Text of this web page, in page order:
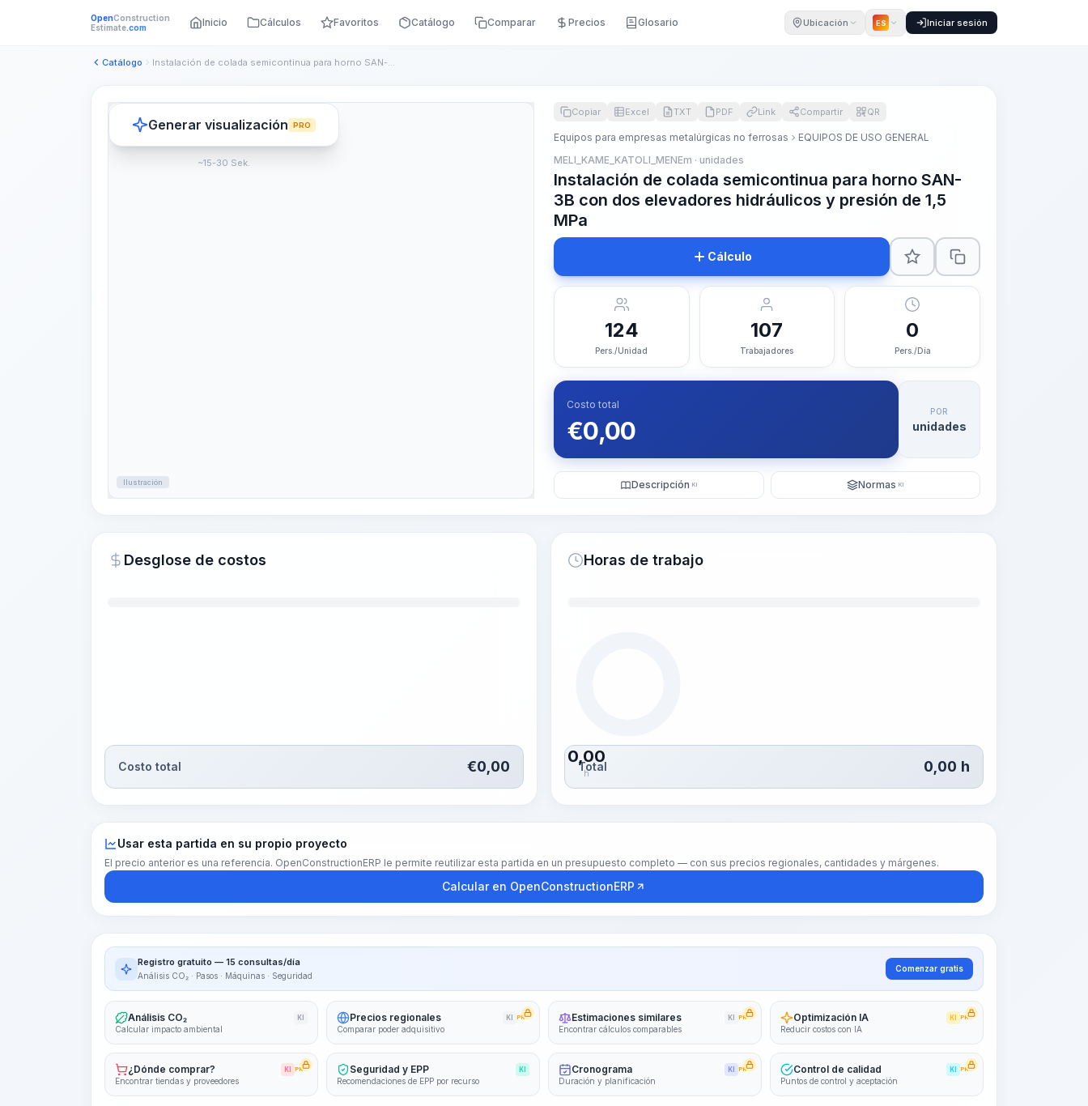
OpenConstruction
Estimate.com Inicio Cálculos Favoritos Catálogo Comparar Precios Glosario Ubicación ES Iniciar sesión
Catálogo Instalación de colada semicontinua para horno SAN-3B con dos...
Ilustración
Generar visualización PRO
~15-30 Sek.
Copiar Excel TXT PDF Link Compartir QR
Equipos para empresas metalúrgicas no ferrosas
EQUIPOS DE USO GENERAL
MELI_KAME_KATOLI_MENEm · unidades
Instalación de colada semicontinua para horno SAN-
3B con dos elevadores hidráulicos y presión de 1,5
MPa
Cálculo
124
Pers./Unidad
107
Trabajadores
0
Pers./Día
Costo total
€0,00
POR
unidades
Descripción KI Normas KI
Desglose de costos
Costo total €0,00
Horas de trabajo
0,00
h
Total 0,00 h
Usar esta partida en su propio proyecto
El precio anterior es una referencia. OpenConstructionERP le permite reutilizar esta partida en un presupuesto completo — con sus precios regionales, cantidades y márgenes.
Calcular en OpenConstructionERP
Registro gratuito — 15 consultas/día
Análisis CO₂ · Pasos · Máquinas · Seguridad
Comenzar gratis
Análisis CO₂ KI
Calcular impacto ambiental
Precios regionales KI PRO
Comparar poder adquisitivo
Estimaciones similares KI PRO
Encontrar cálculos comparables
Optimización IA KI PRO
Reducir costos con IA
¿Dónde comprar? KI PRO
Encontrar tiendas y proveedores
Seguridad y EPP KI
Recomendaciones de EPP por recurso
Cronograma KI PRO
Duración y planificación
Control de calidad KI PRO
Puntos de control y aceptación